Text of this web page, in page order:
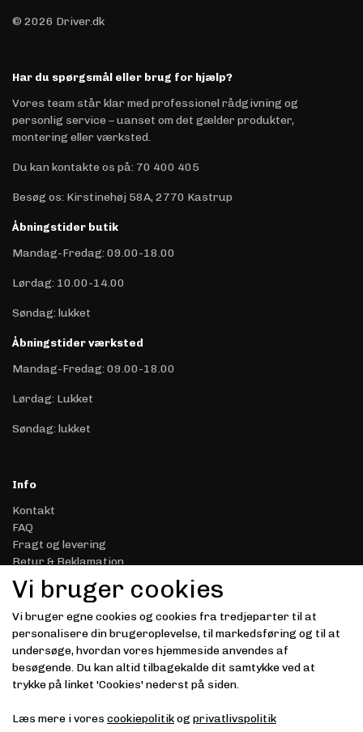
© 2026 Driver.dk
Har du spørgsmål eller brug for hjælp?
Vores team står klar med professionel rådgivning og
personlig service – uanset om det gælder produkter,
montering eller værksted.
Du kan kontakte os på: 70 400 405
Besøg os: Kirstinehøj 58A, 2770 Kastrup
Åbningstider butik
Mandag-Fredag: 09.00-18.00
Lørdag: 10.00-14.00
Søndag: lukket
Åbningstider værksted
Mandag-Fredag: 09.00-18.00
Lørdag: Lukket
Søndag: lukket
Info
Kontakt
FAQ
Fragt og levering
Retur & Reklamation
Handelsbetingelser
Datasikkerhed & Privatliv
Gavekort
Om Driver.dk
Kunde login
Modtag vores nyhedsbrev via e-mail
Vi bruger cookies
Vi bruger egne cookies og cookies fra tredjeparter til at
personalisere din brugeroplevelse, til markedsføring og til at
undersøge, hvordan vores hjemmeside anvendes af
besøgende. Du kan altid tilbagekalde dit samtykke ved at
trykke på linket 'Cookies' nederst på siden.
Læs mere i vores cookiepolitikog privatlivspolitik